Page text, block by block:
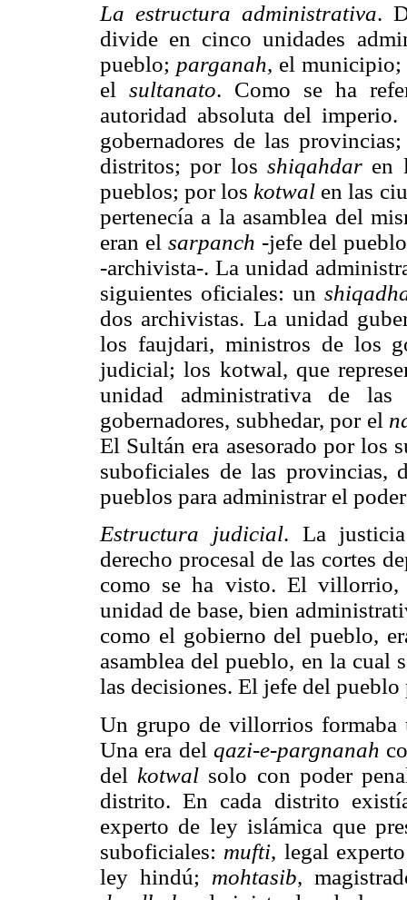
La estructura administrativa.
divide en cinco unidades
pueblo; parganah, el
elsultanato. Como se ha
autoridad absoluta del
gobernadores de las
distritos; por losshiqahdar en
pueblos; por los kotwal en las
pertenecía a la asamblea del
eran el sarpanch -jefe del
-archivista-. La unidad
siguientes oficiales: un
dos archivistas. La unidad
los faujdari, ministros de los
judicial; los kotwal, que
unidad administrativa de
gobernadores, subhedar, por el
El Sultán era asesorado por los
suboficiales de las provincias,
pueblos para administrar el
Estructura judicial. La
derecho procesal de las cortes
como se ha visto. El villorrio,
unidad de base, bien
como el gobierno del pueblo,
asamblea del pueblo, en la cual
las decisiones. El jefe del
Un grupo de villorrios formaba
Una era del qazi-e-pargnanah
del kotwal solo con poder
distrito. En cada distrito
experto de ley islámica que
suboficiales: mufti, legal
ley hindú; mohtasib,